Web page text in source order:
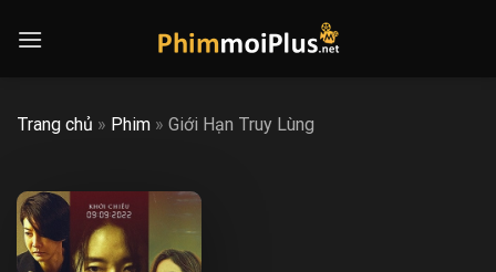
Trang chủ » Phim » Giới Hạn Truy Lùng